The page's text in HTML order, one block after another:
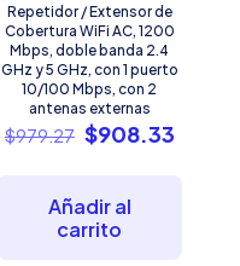
Repetidor / Extensor de
Cobertura WiFi AC, 1200
Mbps, doble banda 2.4
GHz y 5 GHz, con 1 puerto
10/100 Mbps, con 2
antenas externas
$979.27 El
era:
$979.27.
$908.33El
Añadir al
carrito